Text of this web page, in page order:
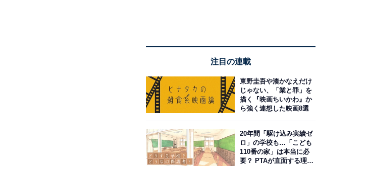
注目の連載
東野圭吾や湊かなえだけ
じゃない、「業と罪」を
描く『映画ちいかわ』か
ら強く連想した映画8選
20年間「駆け込み実績ゼ
ロ」の学校も…「こども
110番の家」は本当に必
要？ PTAが直面する理想